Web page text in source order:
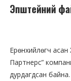
Эпштейний
Ерөнхийлөгч асан
Партнерс”
дурдагдсан